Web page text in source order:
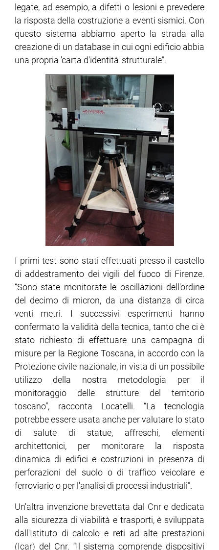
legate, ad esempio, a difetti o lesioni e prevedere
la risposta della costruzione a eventi sismici. Con
questo sistema abbiamo aperto la strada alla
creazione di un database in cui ogni edificio abbia
una propria 'carta d'identità' strutturale”.
I primi test sono stati effettuati presso il castello
di addestramento dei vigili del fuoco di Firenze.
“Sono state monitorate le oscillazioni dell'ordine
del decimo di micron, da una distanza di circa
venti metri. I successivi esperimenti hanno
confermato la validità della tecnica, tanto che ci è
stato richiesto di effettuare una campagna di
misure per la Regione Toscana, in accordo con la
Protezione civile nazionale, in vista di un possibile
utilizzo della nostra metodologia per il
monitoraggio delle strutture del territorio
toscano”, racconta Locatelli. “La tecnologia
potrebbe essere usata anche per valutare lo stato
di salute di statue, affreschi, elementi
architettonici, per monitorare la risposta
dinamica di edifici e costruzioni in presenza di
perforazioni del suolo o di traffico veicolare e
ferroviario o per l'analisi di processi industriali”.
Un'altra invenzione brevettata dal Cnr e dedicata
alla sicurezza di viabilità e trasporti, è sviluppata
dall'Istituto di calcolo e reti ad alte prestazioni
(Icar) del Cnr. “Il sistema comprende dispositivi